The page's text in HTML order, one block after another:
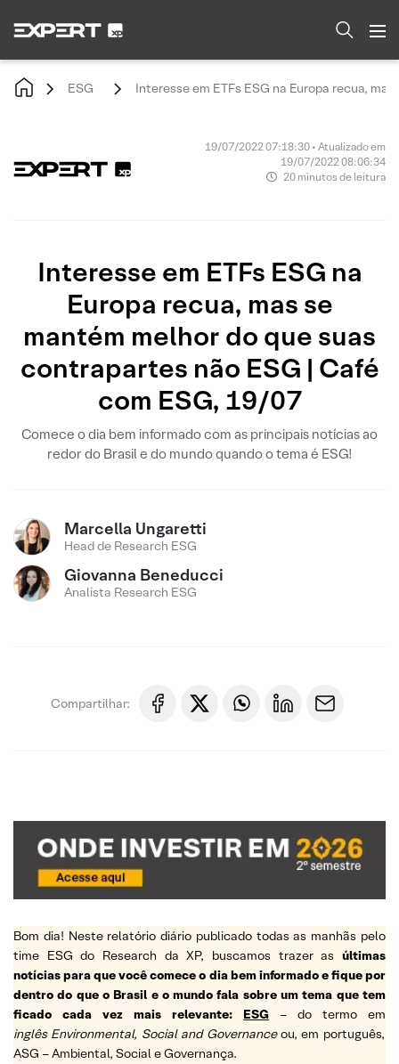
ESG Interesse em ETFs ESG na Europa recua,
19/07/2022 07:18:30 • Atualizado em
19/07/2022 08:06:34
20 minutos de leitura
Interesse em ETFs ESG na
Europa recua, mas se
mantém melhor do que suas
contrapartes não ESG | Café
com ESG, 19/07
Comece o dia bem informado com as principais notícias ao
redor do Brasil e do mundo quando o tema é ESG!
Marcella Ungaretti
Head de Research ESG
Giovanna Beneducci
Analista Research ESG
Compartilhar:
Bom dia! Neste relatório diário publicado todas as manhãs pelo
time ESG do Research da XP, buscamos trazer as últimas
notícias para que você comece o dia bem informado e fique por
dentro do que o Brasil e o mundo fala sobre um tema que tem
ficado cada vez mais relevante:
ESG
– do termo em
inglês Environmental, Social and Governanceou, em português,
ASG – Ambiental, Social e Governança.